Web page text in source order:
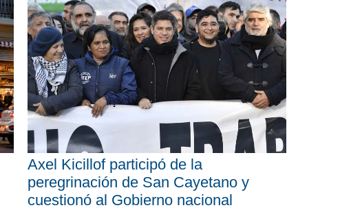
Axel Kicillof participó de la
peregrinación de San Cayetano y
cuestionó al Gobierno nacional